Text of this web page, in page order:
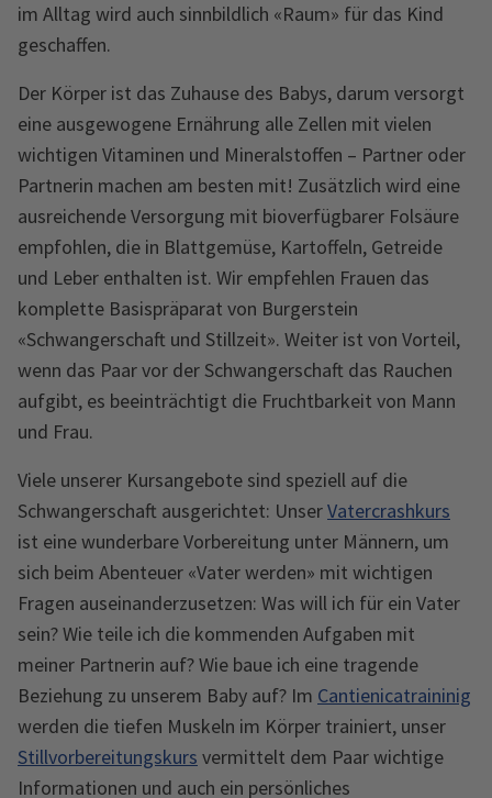
im Alltag wird auch sinnbildlich «Raum» für das Kind
geschaffen.
Der Körper ist das Zuhause des Babys, darum versorgt
eine ausgewogene Ernährung alle Zellen mit vielen
wichtigen Vitaminen und Mineralstoffen – Partner oder
Partnerin machen am besten mit! Zusätzlich wird eine
ausreichende Versorgung mit bioverfügbarer Folsäure
empfohlen, die in Blattgemüse, Kartoffeln, Getreide
und Leber enthalten ist. Wir empfehlen Frauen das
komplette Basispräparat von Burgerstein
«Schwangerschaft und Stillzeit». Weiter ist von Vorteil,
wenn das Paar vor der Schwangerschaft das Rauchen
aufgibt, es beeinträchtigt die Fruchtbarkeit von Mann
und Frau.
Viele unserer Kursangebote sind speziell auf die
Schwangerschaft ausgerichtet: UnserVatercrashkurs
ist eine wunderbare Vorbereitung unter Männern, um
sich beim Abenteuer «Vater werden» mit wichtigen
Fragen auseinanderzusetzen: Was will ich für ein Vater
sein? Wie teile ich die kommenden Aufgaben mit
meiner Partnerin auf? Wie baue ich eine tragende
Beziehung zu unserem Baby auf? Im Cantienicatraininig
werden die tiefen Muskeln im Körper trainiert, unser
Stillvorbereitungskurs vermittelt dem Paar wichtige
Informationen und auch ein persönliches